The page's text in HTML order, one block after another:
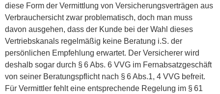
diese Form der Vermittlung von Versicherungsverträgen aus
Verbrauchersicht zwar problematisch, doch man muss
davon ausgehen, dass der Kunde bei der Wahl dieses
Vertriebskanals regelmäßig keine Beratung i.S. der
persönlichen Empfehlung erwartet. Der Versicherer wird
deshalb sogar durch § 6 Abs. 6 VVG im Fernabsatzgeschäft
von seiner Beratungspflicht nach § 6 Abs.1, 4 VVG befreit.
Für Vermittler fehlt eine entsprechende Regelung im § 61